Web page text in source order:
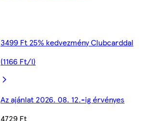
3499 Ft 25% kedvezmény Clubcarddal
(1166 Ft/l)
Az ajánlat 2026. 08. 12.-ig érvényes
4729 Ft